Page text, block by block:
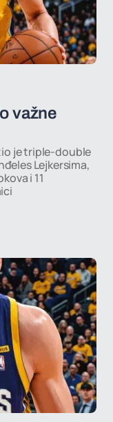
važne
je triple-double
Lejkersima,
i 11